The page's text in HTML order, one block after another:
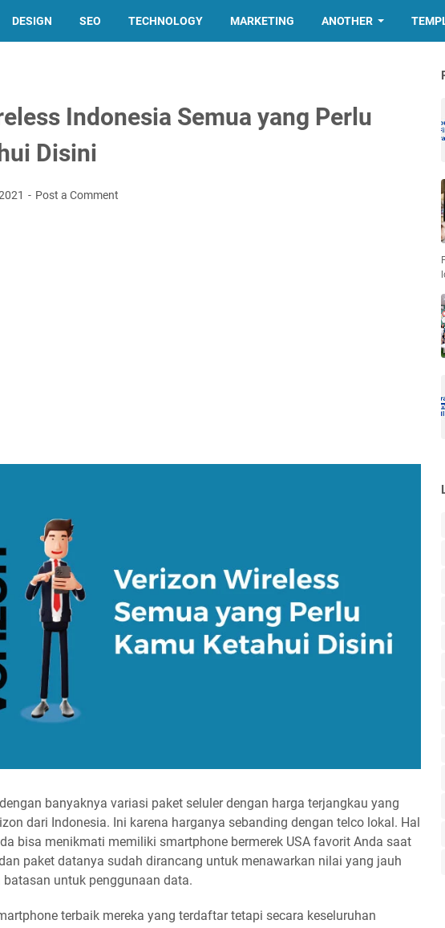
DESIGN SEO TECHNOLOGY MARKETING ANOTHER
Indonesia Semua yang Perlu
Disini
Post a Comment
banyaknya variasi paket seluler dengan harga terjangkau yang
dari Indonesia. Ini karena harganya sebanding dengan telco lokal. Hal
bisa menikmati memiliki smartphone bermerek USA favorit Anda saat
paket datanya sudah dirancang untuk menawarkan nilai yang jauh
untuk penggunaan data.
terbaik mereka yang terdaftar tetapi secara keseluruhan